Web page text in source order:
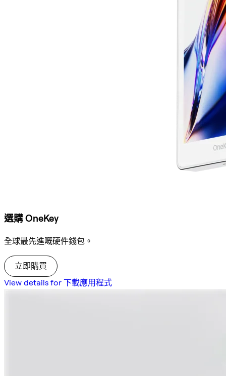
選購 OneKey
全球最先進嘅硬件錢包。
立即購買
View details for 下載應用程式